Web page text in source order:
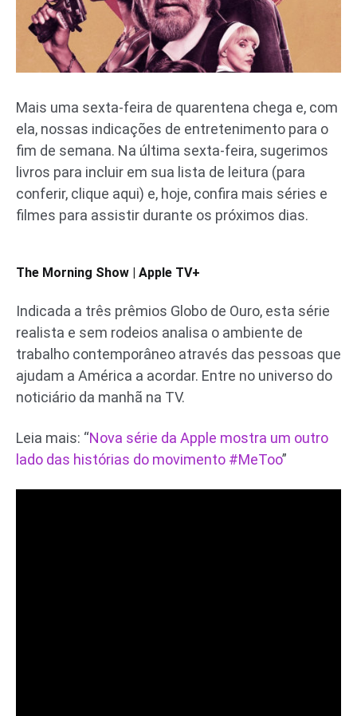
Mais uma sexta-feira de quarentena chega e, com
ela, nossas indicações de entretenimento para o
fim de semana. Na última sexta-feira, sugerimos
livros para incluir em sua lista de leitura (para
conferir, clique aqui) e, hoje, confira mais séries e
filmes para assistir durante os próximos dias.
The Morning Show | Apple TV+
Indicada a três prêmios Globo de Ouro, esta série
realista e sem rodeios analisa o ambiente de
trabalho contemporâneo através das pessoas que
ajudam a América a acordar. Entre no universo do
noticiário da manhã na TV.
Leia mais: “Nova série da Apple mostra um outro
lado das histórias do movimento #MeToo”